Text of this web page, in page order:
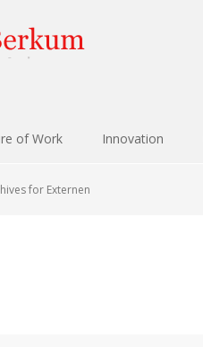
of Work Innovation
for Externen